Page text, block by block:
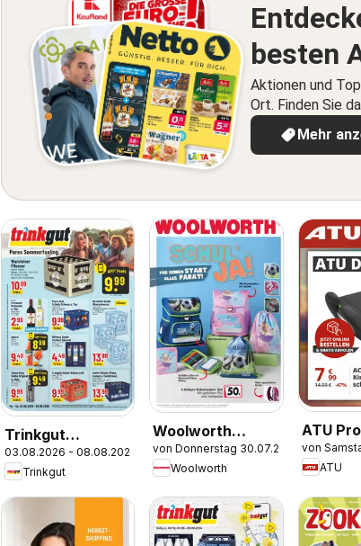
besten
Aktionen und
Ort. Finden Sie
Mehr
Trinkgut
Prospekt
03.08.2026 - 08.08.2026
Trinkgut
Woolworth
Prospekt
von Donnerstag 30.07.2026
Woolworth
ATU
von
ATU